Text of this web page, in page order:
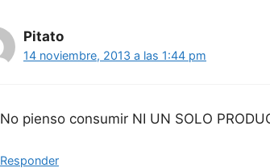
Pitato
14 noviembre, 2013 a las 1:44 pm
No pienso consumir NI UN SOLO
Responder